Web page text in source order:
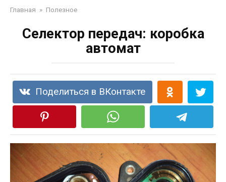
Главная » Полезное
Селектор передач: коробка
автомат
Поделиться в ВКонтакте